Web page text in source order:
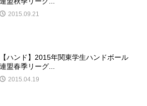
2015.09.21
【ハンド】2015年関東学生ハンドボール
連盟春季リーグ...
2015.04.19